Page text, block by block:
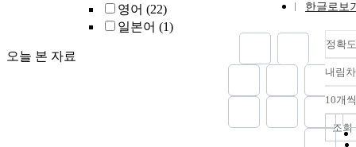
영어 (22)
일본어 (1)
오늘 본 자료
한글로보
정확
내림
10개
조회